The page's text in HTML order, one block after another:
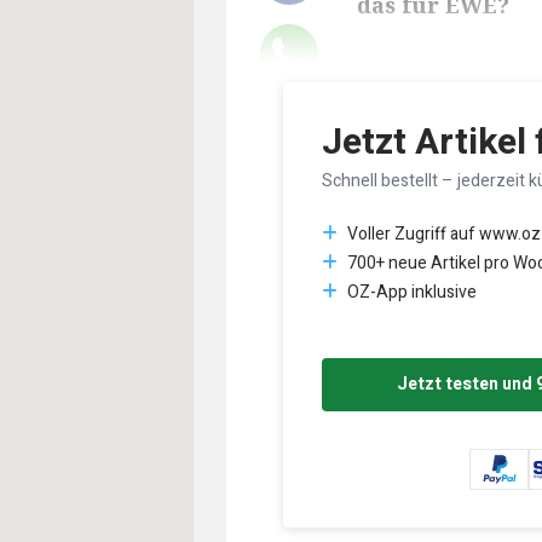
Jetzt Artikel
Schnell bestellt – jederzeit
Voller Zugriff auf
700+ neue Artikel pro
OZ-App inklusive
Jetzt testen und